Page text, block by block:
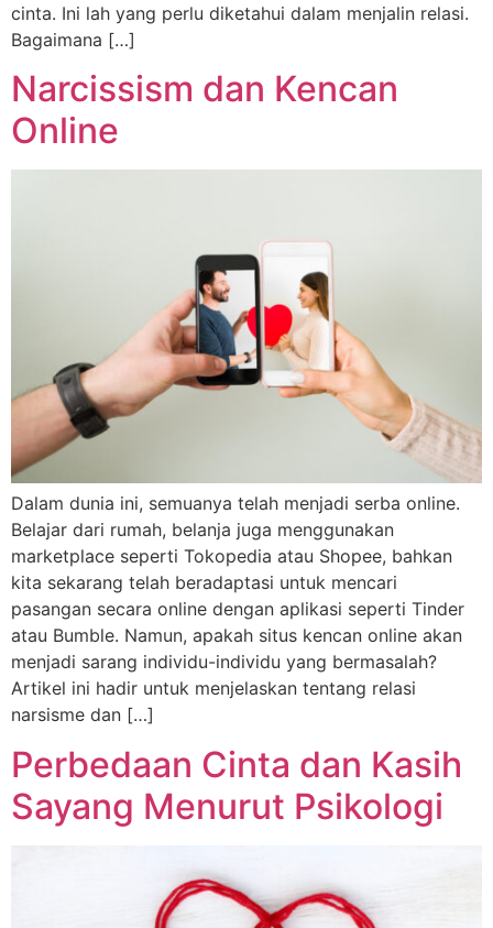
cinta. Ini lah yang perlu diketahui dalam menjalin relasi.
Bagaimana […]
Narcissism dan Kencan
Online
Dalam dunia ini, semuanya telah menjadi serba online.
Belajar dari rumah, belanja juga menggunakan
marketplace seperti Tokopedia atau Shopee, bahkan
kita sekarang telah beradaptasi untuk mencari
pasangan secara online dengan aplikasi seperti Tinder
atau Bumble. Namun, apakah situs kencan online akan
menjadi sarang individu-individu yang bermasalah?
Artikel ini hadir untuk menjelaskan tentang relasi
narsisme dan […]
Perbedaan Cinta dan Kasih
Sayang Menurut Psikologi